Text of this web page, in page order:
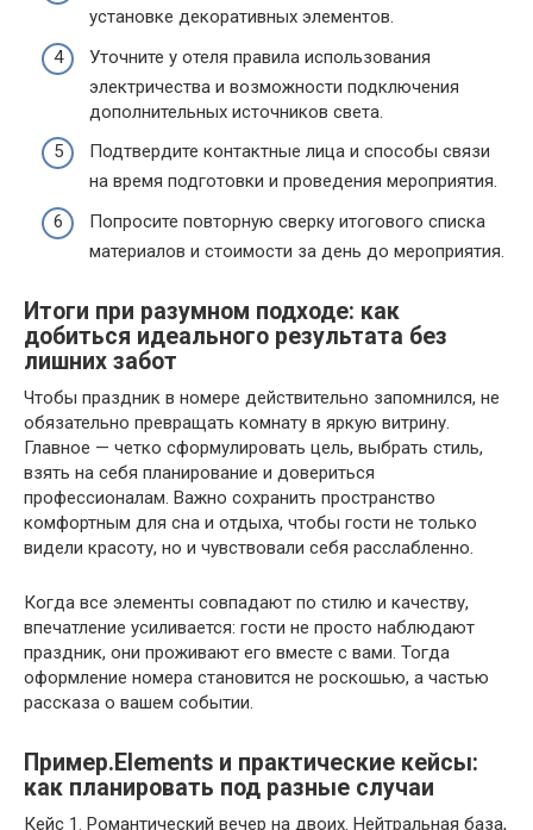
установке декоративных элементов.
Уточните у отеля правила использования
электричества и возможности подключения
дополнительных источников света.
Подтвердите контактные лица и способы связи
на время подготовки и проведения мероприятия.
Попросите повторную сверку итогового списка
материалов и стоимости за день до мероприятия.
Итоги при разумном подходе: как
добиться идеального результата без
лишних забот
Чтобы праздник в номере действительно запомнился, не
обязательно превращать комнату в яркую витрину.
Главное — четко сформулировать цель, выбрать стиль,
взять на себя планирование и довериться
профессионалам. Важно сохранить пространство
комфортным для сна и отдыха, чтобы гости не только
видели красоту, но и чувствовали себя расслабленно.
Когда все элементы совпадают по стилю и качеству,
впечатление усиливается: гости не просто наблюдают
праздник, они проживают его вместе с вами. Тогда
оформление номера становится не роскошью, а частью
рассказа о вашем событии.
Пример.Elements и практические кейсы:
как планировать под разные случаи
Кейс 1. Романтический вечер на двоих. Нейтральная база,